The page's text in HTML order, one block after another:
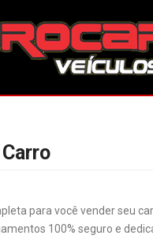
Carro
para você vender seu
100% seguro e